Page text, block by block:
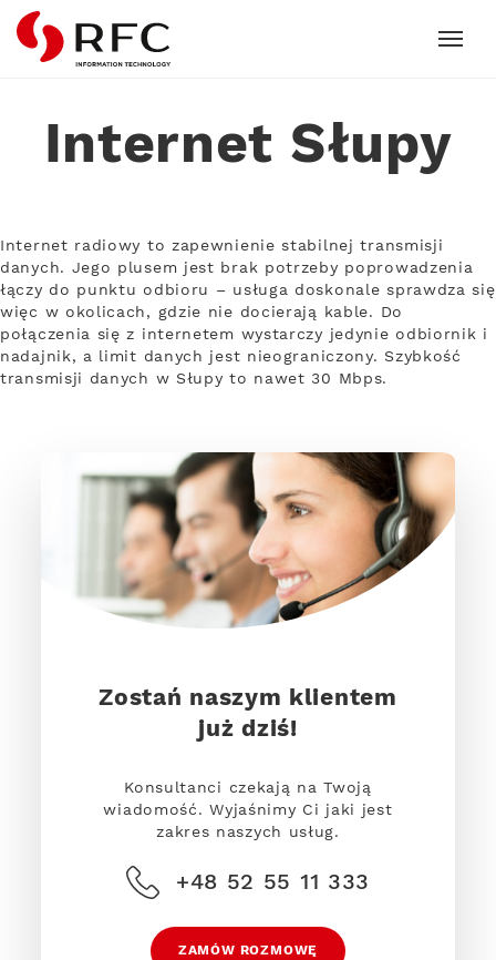
RFC
Internet Słupy
Internet radiowy to zapewnienie stabilnej transmisji
danych. Jego plusem jest brak potrzeby poprowadzenia
łączy do punktu odbioru – usługa doskonale sprawdza się
więc w okolicach, gdzie nie docierają kable. Do
połączenia się z internetem wystarczy jedynie odbiornik i
nadajnik, a limit danych jest nieograniczony. Szybkość
transmisji danych w Słupy to nawet 30 Mbps.
Zostań naszym klientem
już dziś!
Konsultanci czekają na Twoją
wiadomość. Wyjaśnimy Ci jaki jest
zakres naszych usług.
+48 52 55 11 333
ZAMÓW ROZMOWĘ